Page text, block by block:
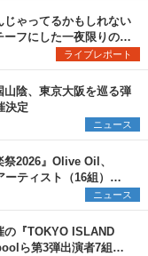
ゃってるかもしれない
フにした一夜限りのス
ート
ライブレポート
陰、東京大阪を巡る弾
決定
ニュース
2026』Olive Oil、
ーティスト（16組）を
ニュース
の『TOKYO ISLAND
ら第3弾出演者7組を